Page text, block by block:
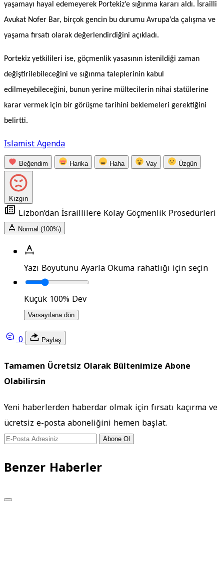
yaşamayı hayal edemeyerek Portekiz’e sığınma kararı aldı. İsrailli
Avukat Nofer Bar, birçok gencin bu durumu Avrupa’da çalışma ve
yaşama fırsatı olarak değerlendirdiğini açıkladı.
Portekiz yetkilileri ise, göçmenlik yasasının istenildiği zaman
değiştirilebileceğini ve sığınma taleplerinin kabul
edilmeyebileceğini, bunun yerine mültecilerin nihai statülerine
karar vermek için bir görüşme tarihini beklemeleri gerektiğini
belirtti.
Islamist Agenda
Beğendim Harika Haha Vay Üzgün
Kızgın
Lizbon’dan İsraillilere Kolay Göçmenlik Prosedürleri
Normal (100%)
Yazı Boyutunu AyarlaOkuma rahatlığı için seçin
Küçük 100%Dev
Varsayılana dön
0 Paylaş
Tamamen Ücretsiz Olarak Bültenimize Abone
Olabilirsin
Yeni haberlerden haberdar olmak için fırsatı kaçırma ve
ücretsiz e-posta aboneliğini hemen başlat.
Abone Ol
Benzer Haberler